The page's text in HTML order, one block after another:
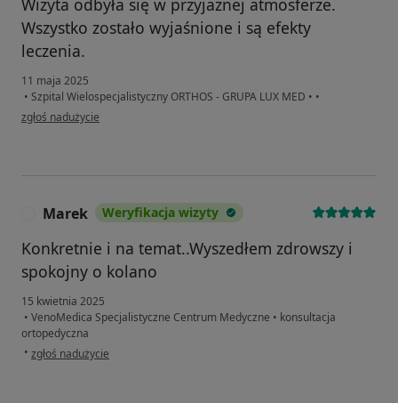
Wszystko zostało wyjaśnione i są efekty
leczenia.
11 maja 2025
• Szpital Wielospecjalistyczny ORTHOS - GRUPA LUX MED • •
w opinii użytkownika Anna
zgłoś nadużycie
Marek Weryfikacja wizyty
Konkretnie i na temat..Wyszedłem zdrowszy i
spokojny o kolano
15 kwietnia 2025
• VenoMedica Specjalistyczne Centrum Medyczne • konsultacja
ortopedyczna
• w opinii użytkownika Marek
zgłoś nadużycie